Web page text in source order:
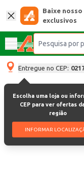
Baixe
exclusivos
Entregue no CEP:
Escolha uma loja ou
CEP para ver ofertas
região
INFORMAR